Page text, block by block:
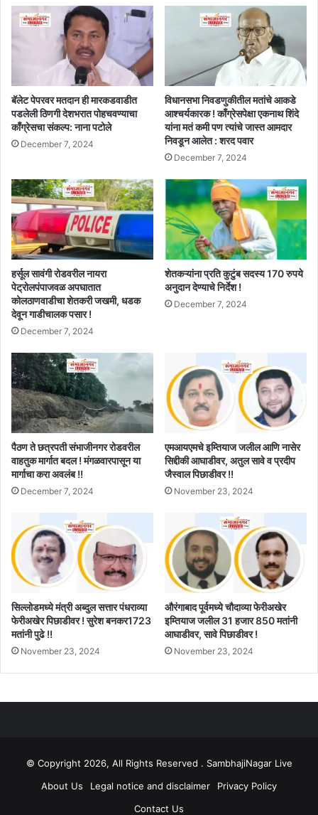
बॅलेट पेपरवर मतदान ही मारकडवाडीत
पडलेली ठिणगी देशभरात पोहचवण्याचा
काँग्रेसचा संकल्प: नाना पटोले
December 7, 2024
विधानसभा निवडणुकीतील मतांचे आकडे
आश्चर्यकारक ! काँग्रेसपेक्षा एकनाथ शिंदे
यांना मतं कमी पण त्यांचे जास्त आमदार
निवडून आलेत : शरद पवार
December 7, 2024
हर्सूल सावंगी रोडवरील नायरा
पेट्रोलपंपाजवळ अपघातात
कोलठाणवाडीचा शेतकरी जखमी, धडक
देवून गाडीचालक पसार !
December 7, 2024
शेतकऱ्यांना प्रति कुटुंब सदस्य 170 रुपये
अनुदान देण्याचे निर्देश !
December 7, 2024
पैठण ते छत्रपती संभाजीनगर रोडवरील
वाहतुक मार्गात बदल ! मंगळवारपासून या
मार्गाचा करा अवलंब !!
December 7, 2024
एमआयएमचे इम्तियाज जलील आणि नासेर
सिद्दीकी आघाडीवर, अतुल सावे व प्रदीप
जैस्वाल पिछाडीवर !!
November 23, 2024
सिल्लोडमध्ये मंत्री अब्दुल सत्तार पंधराव्या
फेरीअखेर पिछाडीवर ! सुरेश बनकर1723
मतांनी पुढे !!
November 23, 2024
औरंगाबाद पूर्वमध्ये चौदाव्या फेरीअखेर
इम्तियाज जलील 31 हजार 850 मतांनी
आघाडीवर, सावे पिछाडीवर !
November 23, 2024
© Copyright 2026, All Rights Reserved . SambhajiNagar Live
About Us
Legal notice and disclaimer
Privacy Policy
Contact Us